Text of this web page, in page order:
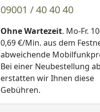
09001 / 40 40 40
Ohne Wartezeit. Mo-Fr.
0,69 €/Min. aus dem
abweichende
Bei einer Neubestellung
erstatten wir Ihnen diese
Gebühren.